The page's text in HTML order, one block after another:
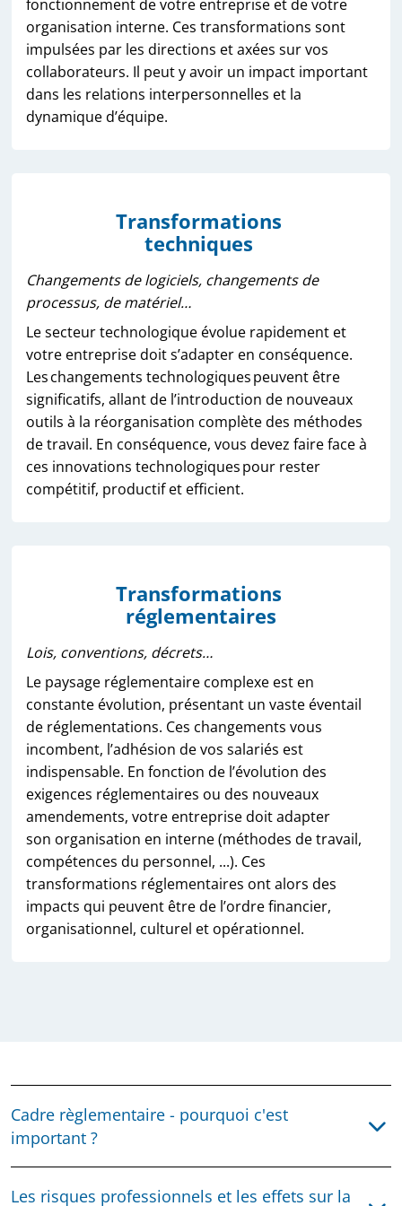
fonctionnement de votre entreprise et de votre
organisation interne. Ces transformations sont
impulsées par les directions et axées sur vos
collaborateurs. Il peut y avoir un impact important
dans les relations interpersonnelles et la
dynamique d’équipe.
Transformations
techniques
Changements de logiciels, changements de
processus, de matériel…
Le secteur technologique évolue rapidement et
votre entreprise doit s’adapter en conséquence.
Les changements technologiques peuvent être
significatifs, allant de l’introduction de nouveaux
outils à la réorganisation complète des méthodes
de travail. En conséquence, vous devez faire face à
ces innovations technologiques pour rester
compétitif, productif et efficient.
Transformations
réglementaires
Lois, conventions, décrets…
Le paysage réglementaire complexe est en
constante évolution, présentant un vaste éventail
de réglementations. Ces changements vous
incombent, l’adhésion de vos salariés est
indispensable. En fonction de l’évolution des
exigences réglementaires ou des nouveaux
amendements, votre entreprise doit adapter
son organisation en interne (méthodes de travail,
compétences du personnel, ...). Ces
transformations réglementaires ont alors des
impacts qui peuvent être de l’ordre financier,
organisationnel, culturel et opérationnel.
Cadre règlementaire - pourquoi c'est
important ?
Les risques professionnels et les effets sur la